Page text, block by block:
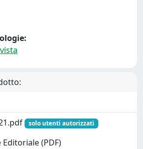
solo utenti autorizzati
(PDF)